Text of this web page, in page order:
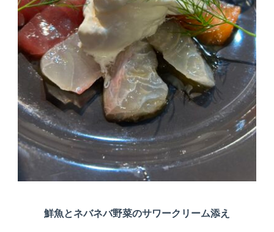
鮮魚とネバネバ野菜のサワークリーム添え